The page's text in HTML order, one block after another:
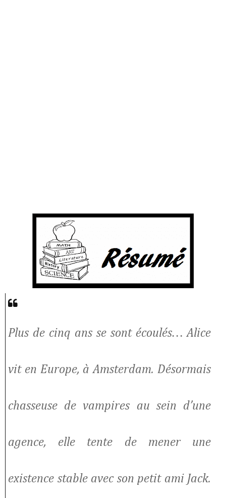
Plus de cinq ans se sont écoulés… Alice
vit en Europe, à Amsterdam. Désormais
chasseuse de vampires au sein d’une
agence, elle tente de mener une
existence stable avec son petit ami Jack.